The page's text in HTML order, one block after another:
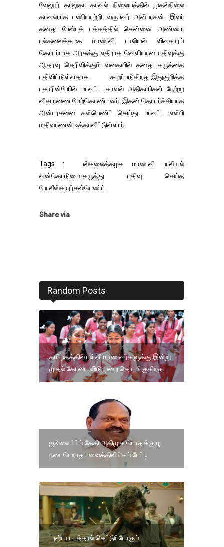
வேலூர் தாலுகா காவல் நிலையத்தில் முதல்நிலை
காவலராக பணியாற்றி வருபவர் அன்பரசன். இவர்
தனது பேஸ்புக் பக்கத்தில் சென்னை அண்ணா
பல்கலைக்கழக மாணவி பாலியல் விவகாரம்
தொடர்பாக அரசுக்கு எதிராக வெளியான பதிவுக்கு
ஆதரவு தெரிவிக்கும் வகையில் தனது கருத்தை
பதிவிட்டுள்ளதாக கூறப்படுகிறது.இதுகுறித்த
புகாரின்பேரில் மாவட்ட காவல் அதிகாரிகள் நேற்று
விசாரணை மேற்கொண்டனர். இதன் தொடர்ச்சியாக
அன்பரசனை சஸ்பெண்ட் செய்து மாவட்ட எஸ்பி
மதிவாணன் உத்தரவிட்டுள்ளார்.
Tags : பல்கலைக்கழக மாணவி பாலியல்
வன்கொடுமை-கருத்து பதிவு செய்த
போலீஸ்காரர்சஸ்பெண்ட்
Share via
Random Posts
தமிழகத்தில் பள்ளி மாணவர்களுக்கு இன்று
முதல் கோடை விடுமுறை தொடங்குகிறது
ஜூலை 11ம் தேதி அதிமுக பொதுக்குழு
நடைபெறாது- வைத்திலிங்கம் பேட்டி
"புஷ்பா படத்தால் கெட்டுப்போகும்